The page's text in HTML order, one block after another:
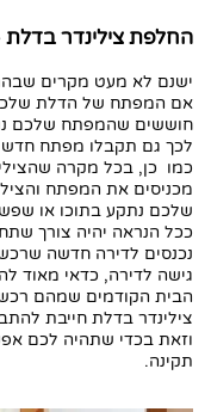
הטובה
9. מחיר החלפת צילינדר – במה זה תלוי?
החלפת צילינדר בדלת
ישנם לא מעט מקרים
אם המפתח של הדלת
חוששים שהמפתח שלכם
לכך גם תקבלו מפתח
כמו כן, בכל מקרה
מכניסים את המפתח
שלכם נתקע בתוכו או
ככל הנראה יהיה צורך
נכנסים לדירה חדשה
גישה לדירה, כדאי מאוד
הבית הקודמים שמהם
צילינדר בדלת חייבת
וזאת בכדי שתהיה לכם
תקינה.